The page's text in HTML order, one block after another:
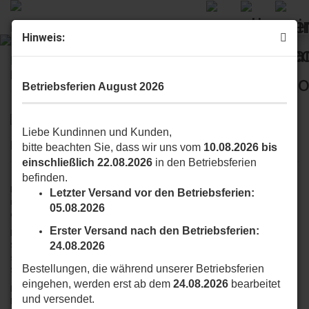
Hinweis:
Betriebsferien August 2026
Liebe Kundinnen und Kunden,
bitte beachten Sie, dass wir uns vom 10.08.2026 bis
einschließlich 22.08.2026 in den Betriebsferien
befinden.
Letzter Versand vor den Betriebsferien:
05.08.2026
Erster Versand nach den Betriebsferien:
24.08.2026
Bestellungen, die während unserer Betriebsferien
eingehen, werden erst ab dem 24.08.2026 bearbeitet
und versendet.
Moovo
MOOVO, SCHÖN PRAKTISCH
Moovo ist das neueste Automations-System für Tore und Garagentore:
robust, praktisch, mit einem klaren Schnitt, funktionell und
ergonomischen Design.
Moovo kann überall installiert werden, auch in Bereichen in denen kein
Stromanschluss verfügbar ist. Dank der Photovoltaic Stromversorgung,
Stromkabeln überflüssig.
Die Installation von moovo ist unheimlich einfach auch für Unerfahrene.
Es müssen keine Polaritäten kontrolliert werden und es werden nur zwei